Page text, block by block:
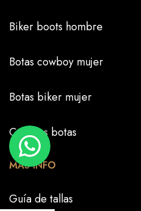
Biker boots hombre
Botas cowboy mujer
Botas biker mujer
Crea tus botas
MÁS INFO
Guía de tallas